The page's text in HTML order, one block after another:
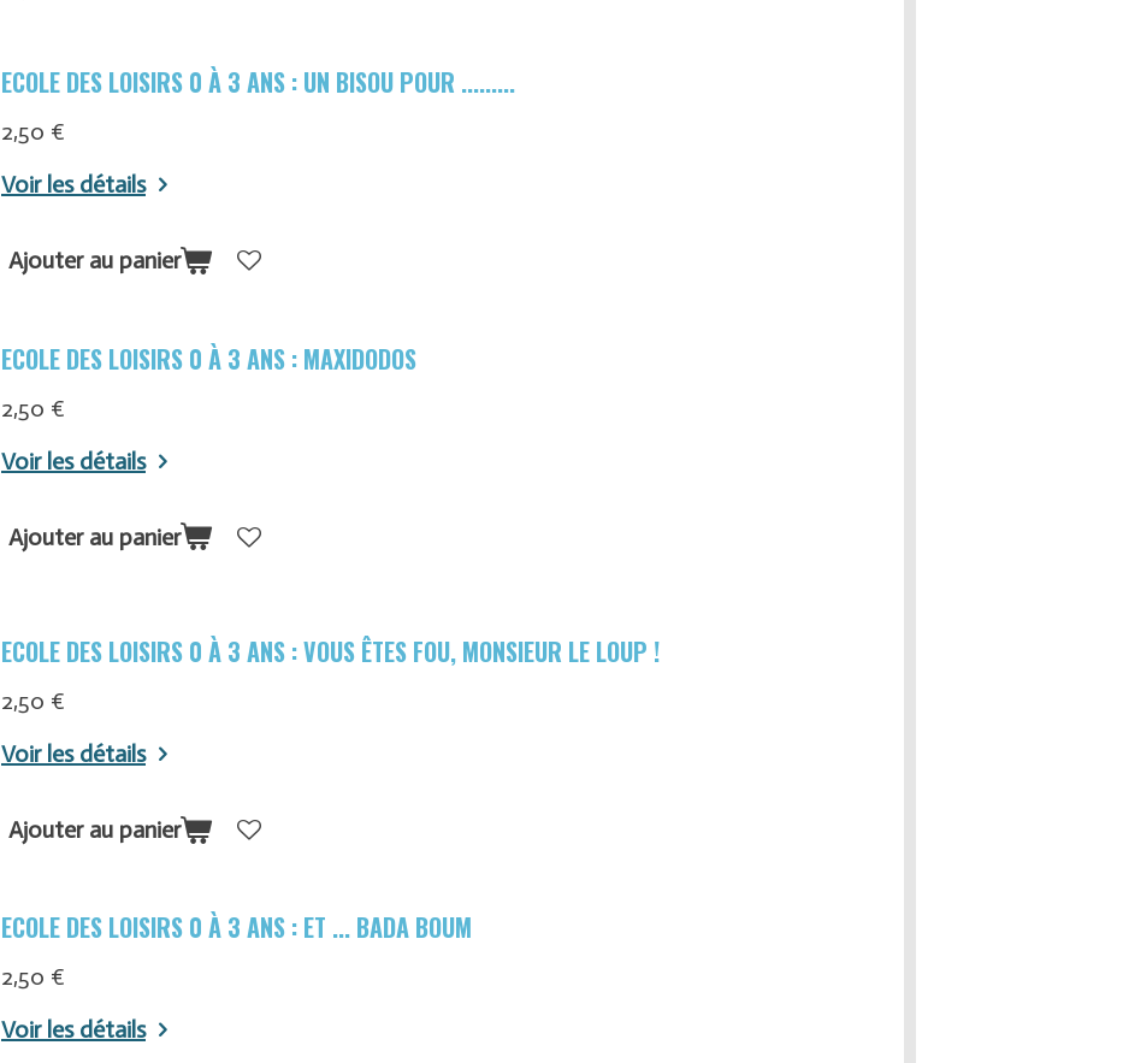
ECOLE DES LOISIRS 0 À 3 ANS : UN BISOU POUR .........
2,50 €
Voir les détails
Ajouter au panier
ECOLE DES LOISIRS 0 À 3 ANS : MAXIDODOS
2,50 €
Voir les détails
Ajouter au panier
ECOLE DES LOISIRS 0 À 3 ANS : VOUS ÊTES FOU, MONSIEUR LE LOUP !
2,50 €
Voir les détails
Ajouter au panier
ECOLE DES LOISIRS 0 À 3 ANS : ET ... BADA BOUM
2,50 €
Voir les détails